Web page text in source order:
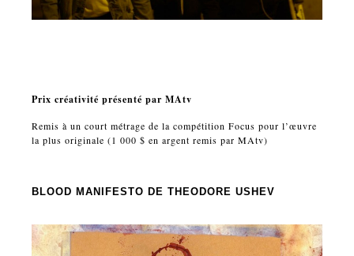
Prix créativité présenté par MAtv
Remis à un court métrage de la compétition Focus pour l’œuvre
la plus originale (1 000 $ en argent remis par MAtv)
BLOOD MANIFESTO DE THEODORE USHEV